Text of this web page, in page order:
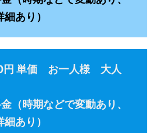
あり）
円 単価 お一人様 大人
（時期などで変動あり、
あり）